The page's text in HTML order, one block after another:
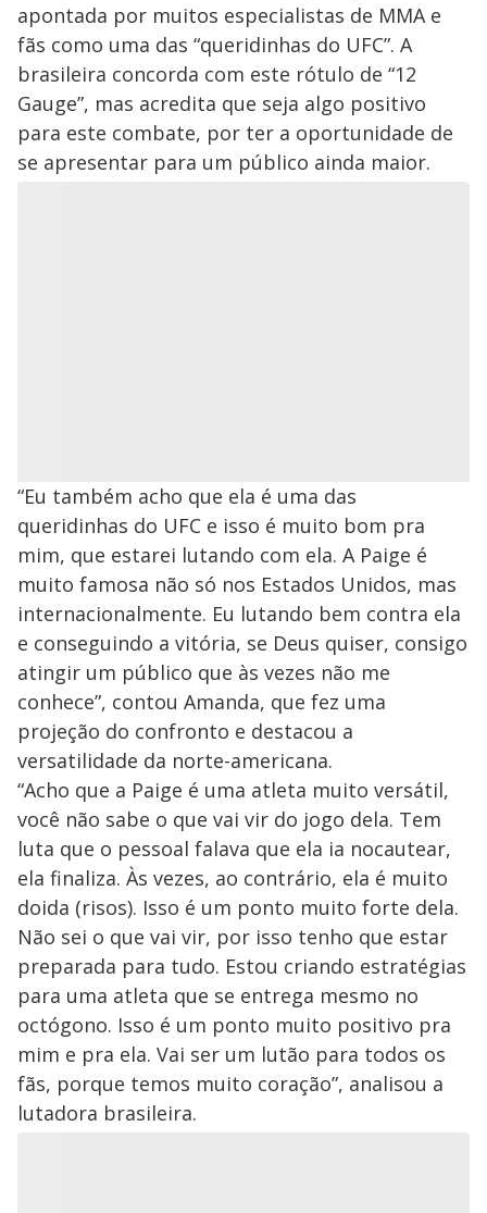
apontada por muitos especialistas de MMA e
fãs como uma das “queridinhas do UFC”. A
brasileira concorda com este rótulo de “12
Gauge”, mas acredita que seja algo positivo
para este combate, por ter a oportunidade de
se apresentar para um público ainda maior.
“Eu também acho que ela é uma das
queridinhas do UFC e isso é muito bom pra
mim, que estarei lutando com ela. A Paige é
muito famosa não só nos Estados Unidos, mas
internacionalmente. Eu lutando bem contra ela
e conseguindo a vitória, se Deus quiser, consigo
atingir um público que às vezes não me
conhece”, contou Amanda, que fez uma
projeção do confronto e destacou a
versatilidade da norte-americana.
“Acho que a Paige é uma atleta muito versátil,
você não sabe o que vai vir do jogo dela. Tem
luta que o pessoal falava que ela ia nocautear,
ela finaliza. Às vezes, ao contrário, ela é muito
doida (risos). Isso é um ponto muito forte dela.
Não sei o que vai vir, por isso tenho que estar
preparada para tudo. Estou criando estratégias
para uma atleta que se entrega mesmo no
octógono. Isso é um ponto muito positivo pra
mim e pra ela. Vai ser um lutão para todos os
fãs, porque temos muito coração”, analisou a
lutadora brasileira.